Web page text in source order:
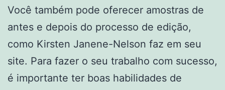
Você também pode oferecer amostras de
antes e depois do processo de edição,
como Kirsten Janene-Nelson faz em seu
site. Para fazer o seu trabalho com sucesso,
é importante ter boas habilidades de